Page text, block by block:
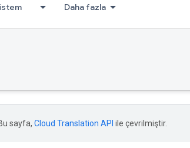
Daha fazla
sayfa, Cloud Translation API ile çevrilmiştir.